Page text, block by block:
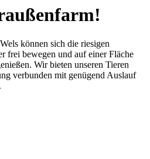
können sich die riesigen
frei bewegen und auf einer Fläche
Wir bieten unseren Tieren
verbunden mit genügend Auslauf